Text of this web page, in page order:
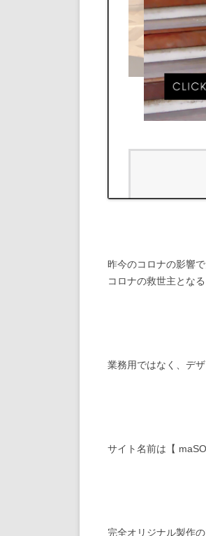
昨今のコロナの影響
コロナの救世主とな
業務用ではなく、デ
サイト名前は【
完全オリジナル製作